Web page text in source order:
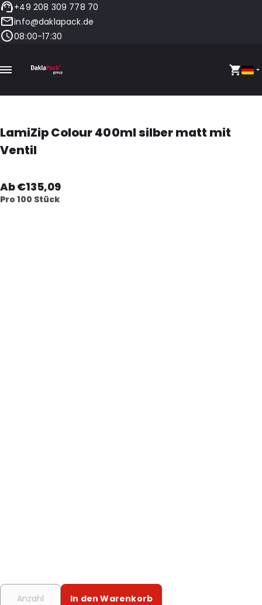
+49 208 309 778 70
info@daklapack.de
08:00-17:30
LamiZip Colour 400ml silber matt mit
Ventil
Ab €135,09
Pro 100 Stück
In den Warenkorb